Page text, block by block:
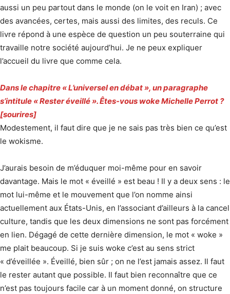
aussi un peu partout dans le monde (on le voit en Iran) ; avec
des avancées, certes, mais aussi des limites, des reculs. Ce
livre répond à une espèce de question un peu souterraine qui
travaille notre société aujourd’hui. Je ne peux expliquer
l’accueil du livre que comme cela.
Dans le chapitre « L’universel en débat », un paragraphe
s’intitule « Rester éveillé ». Êtes-vous woke Michelle Perrot ?
[sourires]
Modestement, il faut dire que je ne sais pas très bien ce qu’est
le wokisme.
J’aurais besoin de m’éduquer moi-même pour en savoir
davantage. Mais le mot « éveillé » est beau ! Il y a deux sens : le
mot lui-même et le mouvement que l’on nomme ainsi
actuellement aux États-Unis, en l’associant d’ailleurs à la cancel
culture, tandis que les deux dimensions ne sont pas forcément
en lien. Dégagé de cette dernière dimension, le mot « woke »
me plait beaucoup. Si je suis woke c’est au sens strict
« d’éveillée ». Éveillé, bien sûr ; on ne l’est jamais assez. Il faut
le rester autant que possible. Il faut bien reconnaître que ce
n’est pas toujours facile car à un moment donné, on structure